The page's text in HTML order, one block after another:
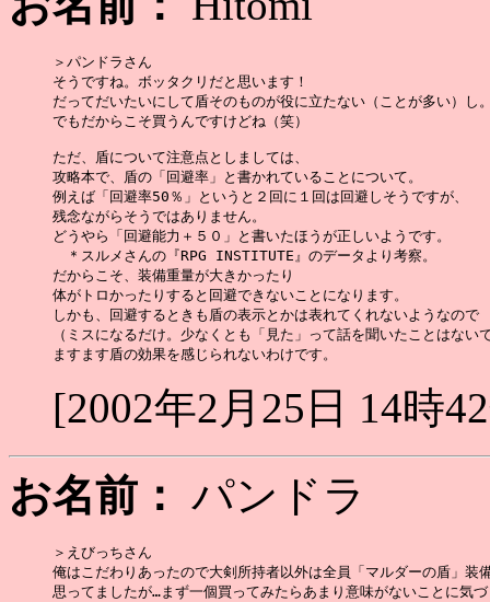
＞パンドラさん
そうですね。ボッタクリだと思います！
だってだいたいにして盾そのものが役に立たない（ことが多い）し
でもだからこそ買うんですけどね（笑）
ただ、盾について注意点としましては、
攻略本で、盾の「回避率」と書かれていることについて。
例えば「回避率50％」というと２回に１回は回避しそうですが、
残念ながらそうではありません。
どうやら「回避能力＋５０」と書いたほうが正しいようです。
＊スルメさんの『RPG INSTITUTE』のデータより考察。
だからこそ、装備重量が大きかったり
体がトロかったりすると回避できないことになります。
しかも、回避するときも盾の表示とかは表れてくれないようなので
（ミスになるだけ。少なくとも「見た」って話を聞いたことはない
[2002年2月25日 14時
お名前： パンドラ
＞えびっちさん
俺はこだわりあったので大剣所持者以外は全員「マルダーの盾」装
思ってましたが…まず一個買ってみたらあまり意味がないことに気